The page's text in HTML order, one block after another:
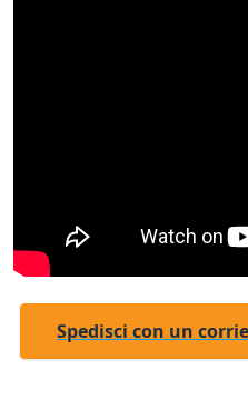
Spedisci con un